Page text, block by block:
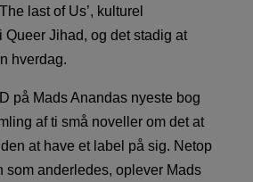
last of Us’, kulturel
Queer Jihad, og det stadig at
hverdag.
på Mads Anandas nyeste bog
af ti små noveller om det at
at have et label på sig. Netop
som anderledes, oplever Mads